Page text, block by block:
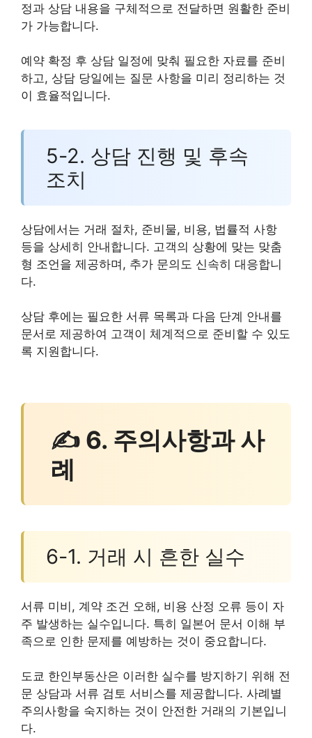
정과 상담 내용을 구체적으로 전달하면 원활한 준비
가 가능합니다.
예약 확정 후 상담 일정에 맞춰 필요한 자료를 준비
하고, 상담 당일에는 질문 사항을 미리 정리하는 것
이 효율적입니다.
5-2. 상담 진행 및 후속
조치
상담에서는 거래 절차, 준비물, 비용, 법률적 사항
등을 상세히 안내합니다. 고객의 상황에 맞는 맞춤
형 조언을 제공하며, 추가 문의도 신속히 대응합니
다.
상담 후에는 필요한 서류 목록과 다음 단계 안내를
문서로 제공하여 고객이 체계적으로 준비할 수 있도
록 지원합니다.
✍ 6. 주의사항과 사
례
6-1. 거래 시 흔한 실수
서류 미비, 계약 조건 오해, 비용 산정 오류 등이 자
주 발생하는 실수입니다. 특히 일본어 문서 이해 부
족으로 인한 문제를 예방하는 것이 중요합니다.
도쿄 한인부동산은 이러한 실수를 방지하기 위해 전
문 상담과 서류 검토 서비스를 제공합니다. 사례별
주의사항을 숙지하는 것이 안전한 거래의 기본입니
다.